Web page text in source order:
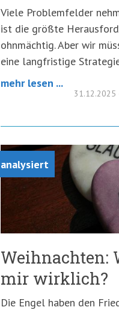
Viele Problemfelder
ist die größte
ohnmächtig. Aber wir
eine langfristige
mehr lesen ...
31.12.2025
analysiert
Weihnachten:
mir wirklich?
Die Engel haben den